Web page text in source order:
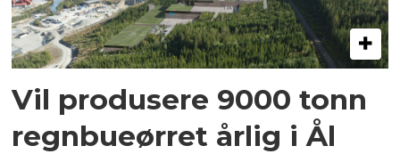
Vil produsere 9000 tonn
regnbueørret årlig i Ål